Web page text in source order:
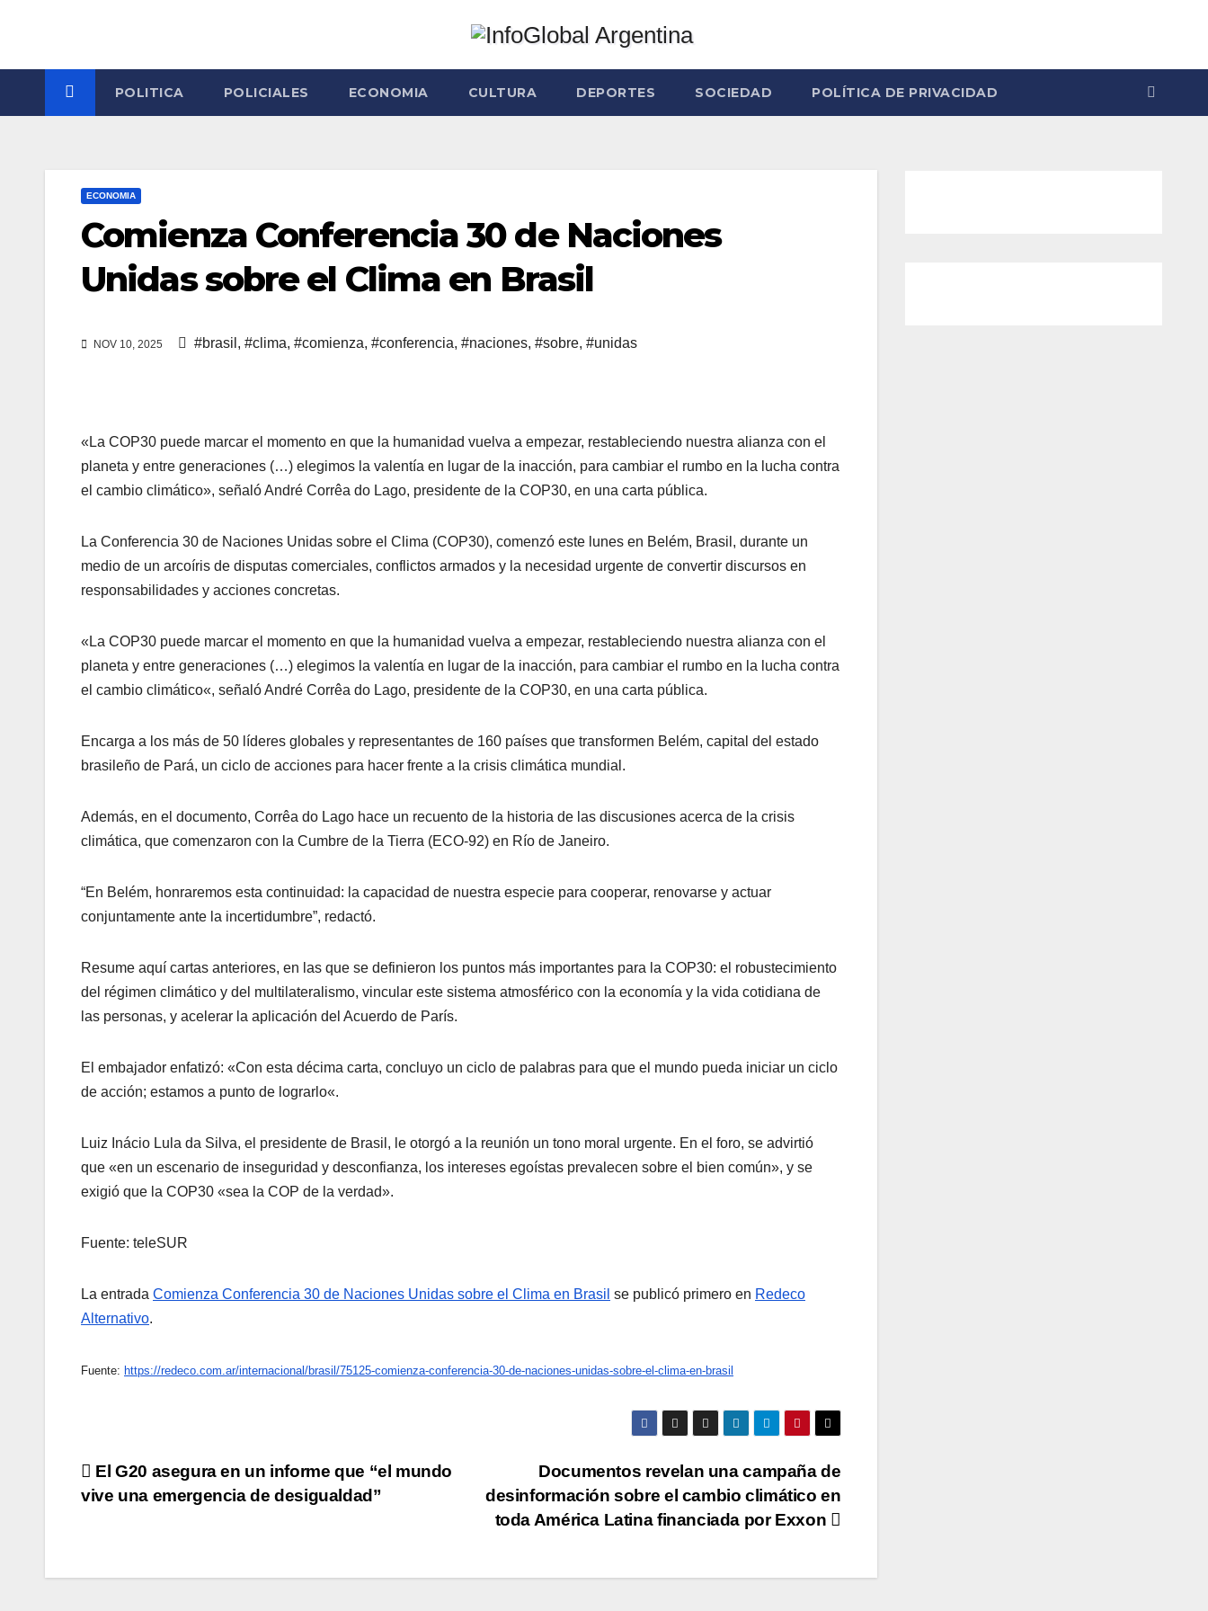
content
POLITICA POLICIALES ECONOMIA CULTURA DEPORTES SOCIEDAD POLÍTICA DE PRIVACIDAD
ECONOMIA
Comienza Conferencia 30 de Naciones
Unidas sobre el Clima en Brasil
NOV 10, 2025 #brasil , #clima, #comienza, #conferencia, #naciones, #sobre, #unidas
«La COP30 puede marcar el momento en que la humanidad vuelva a empezar, restableciendo nuestra alianza con el
planeta y entre generaciones (…) elegimos la valentía en lugar de la inacción, para cambiar el rumbo en la lucha contra
el cambio climático», señaló André Corrêa do Lago, presidente de la COP30, en una carta pública.
La Conferencia 30 de Naciones Unidas sobre el Clima (COP30), comenzó este lunes en Belém, Brasil, durante un
medio de un arcoíris de disputas comerciales, conflictos armados y la necesidad urgente de convertir discursos en
responsabilidades y acciones concretas.
«La COP30 puede marcar el momento en que la humanidad vuelva a empezar, restableciendo nuestra alianza con el
planeta y entre generaciones (…) elegimos la valentía en lugar de la inacción, para cambiar el rumbo en la lucha contra
el cambio climático«, señaló André Corrêa do Lago, presidente de la COP30, en una carta pública.
Encarga a los más de 50 líderes globales y representantes de 160 países que transformen Belém, capital del estado
brasileño de Pará, un ciclo de acciones para hacer frente a la crisis climática mundial.
Además, en el documento, Corrêa do Lago hace un recuento de la historia de las discusiones acerca de la crisis
climática, que comenzaron con la Cumbre de la Tierra (ECO-92) en Río de Janeiro.
“En Belém, honraremos esta continuidad: la capacidad de nuestra especie para cooperar, renovarse y actuar
conjuntamente ante la incertidumbre”, redactó.
Resume aquí cartas anteriores, en las que se definieron los puntos más importantes para la COP30: el robustecimiento
del régimen climático y del multilateralismo, vincular este sistema atmosférico con la economía y la vida cotidiana de
las personas, y acelerar la aplicación del Acuerdo de París.
El embajador enfatizó: «Con esta décima carta, concluyo un ciclo de palabras para que el mundo pueda iniciar un ciclo
de acción; estamos a punto de lograrlo«.
Luiz Inácio Lula da Silva, el presidente de Brasil, le otorgó a la reunión un tono moral urgente. En el foro, se advirtió
que «en un escenario de inseguridad y desconfianza, los intereses egoístas prevalecen sobre el bien común», y se
exigió que la COP30 «sea la COP de la verdad».
Fuente: teleSUR
La entrada Comienza Conferencia 30 de Naciones Unidas sobre el Clima en Brasil se publicó primero en Redeco
Alternativo.
Fuente: https://redeco.com.ar/internacional/brasil/75125-comienza-conferencia-30-de-naciones-unidas-sobre-el-clima-en-brasil
Navegación
Documentos revelan una campaña de
desinformación sobre el cambio climático en
toda América Latina financiada por Exxon
El G20 asegura en un informe que “el mundo
vive una emergencia de desigualdad”